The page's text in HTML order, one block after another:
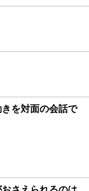
を対面の会話で